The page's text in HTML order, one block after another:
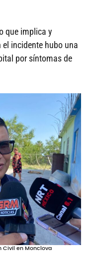
que implica y
incidente hubo una
por síntomas de
Civil en Monclova